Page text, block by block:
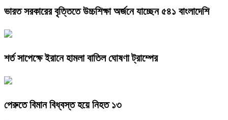
ভারত সরকারের বৃত্তিতে উচ্চশিক্ষা অর্জনে যাচ্ছেন ৫৪১ বাংলাদেশি
শর্ত সাপেক্ষে ইরানে হামলা বাতিল ঘোষণা ট্রাম্পের
পেরুতে বিমান বিধ্বস্ত হয়ে নিহত ১৩